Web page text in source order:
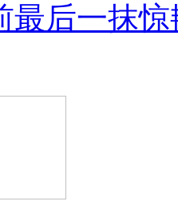
最后一抹